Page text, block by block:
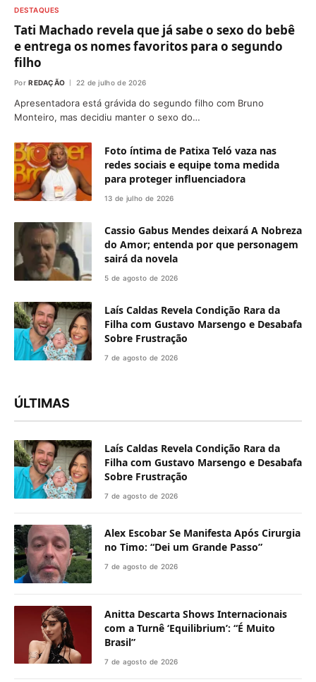
DESTAQUES
Tati Machado revela que já sabe o sexo do bebê
e entrega os nomes favoritos para o segundo
filho
Por REDAÇÃO 22 de julho de 2026
Apresentadora está grávida do segundo filho com Bruno
Monteiro, mas decidiu manter o sexo do…
Foto íntima de Patixa Teló vaza nas
redes sociais e equipe toma medida
para proteger influenciadora
13 de julho de 2026
Cassio Gabus Mendes deixará A Nobreza
do Amor; entenda por que personagem
sairá da novela
5 de agosto de 2026
Laís Caldas Revela Condição Rara da
Filha com Gustavo Marsengo e Desabafa
Sobre Frustração
7 de agosto de 2026
ÚLTIMAS
Laís Caldas Revela Condição Rara da
Filha com Gustavo Marsengo e Desabafa
Sobre Frustração
7 de agosto de 2026
Alex Escobar Se Manifesta Após Cirurgia
no Timo: “Dei um Grande Passo”
7 de agosto de 2026
Anitta Descarta Shows Internacionais
com a Turnê ‘Equilibrium’: “É Muito
Brasil”
7 de agosto de 2026